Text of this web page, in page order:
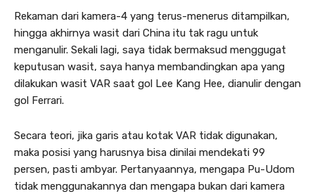
Rekaman dari kamera-4 yang terus-menerus ditampilkan,
hingga akhirnya wasit dari China itu tak ragu untuk
menganulir. Sekali lagi, saya tidak bermaksud menggugat
keputusan wasit, saya hanya membandingkan apa yang
dilakukan wasit VAR saat gol Lee Kang Hee, dianulir dengan
gol Ferrari.
Secara teori, jika garis atau kotak VAR tidak digunakan,
maka posisi yang harusnya bisa dinilai mendekati 99
persen, pasti ambyar. Pertanyaannya, mengapa Pu-Udom
tidak menggunakannya dan mengapa bukan dari kamera